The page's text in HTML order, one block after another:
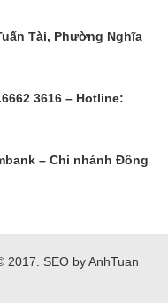
Tài, Phường Nghĩa
3616 – Hotline:
– Chi nhánh Đông
SEO by AnhTuan